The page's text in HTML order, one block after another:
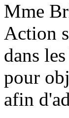
Mme
Action
dans
pour
afin